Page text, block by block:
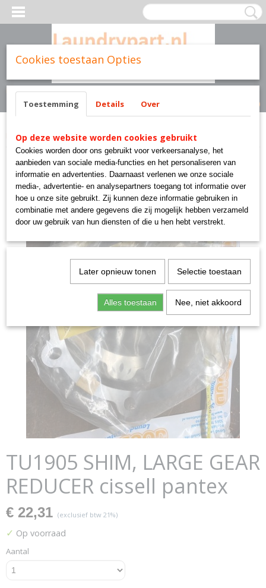
Inloggen Registreren
(0)
Home >Cissell parts>TU1905 SHIM, LARGE GEAR REDUCER cissell pantex
TU1905 SHIM, LARGE GEAR
REDUCER cissell pantex
€ 22,31 (exclusief btw 21%)
✓ Op voorraad
Aantal
Cookies toestaan Opties
Toestemming Details Over
Op deze website worden cookies gebruikt
Cookies worden door ons gebruikt voor verkeersanalyse, het
aanbieden van sociale media-functies en het personaliseren van
informatie en advertenties. Daarnaast verlenen we onze sociale
media-, advertentie- en analysepartners toegang tot informatie over
hoe u onze site gebruikt. Zij kunnen deze informatie gebruiken in
combinatie met andere gegevens die zij mogelijk hebben verzameld
door uw gebruik van hun diensten of die u hen hebt verstrekt.
Later opnieuw tonen Selectie toestaan
Alles toestaan Nee, niet akkoord